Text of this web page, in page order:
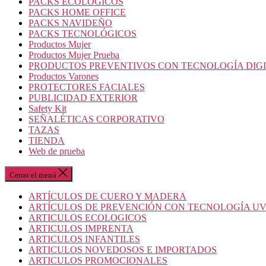
PACKS HOME OFFICE
PACKS NAVIDEÑO
PACKS TECNOLÓGICOS
Productos Mujer
Productos Mujer Prueba
PRODUCTOS PREVENTIVOS CON TECNOLOGÍA
Productos Varones
PROTECTORES FACIALES
PUBLICIDAD EXTERIOR
Safety Kit
SEÑALÉTICAS CORPORATIVO
TAZAS
TIENDA
Web de prueba
Cerrar el menú
ARTÍCULOS DE CUERO Y MADERA
ARTÍCULOS DE PREVENCIÓN CON TECNOLOGÍA UV
ARTICULOS ECOLOGICOS
ARTICULOS IMPRENTA
ARTICULOS INFANTILES
ARTICULOS NOVEDOSOS E IMPORTADOS
ARTICULOS PROMOCIONALES